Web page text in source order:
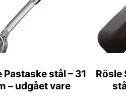
Pastaske stål – 31
– udgået vare
Rösle